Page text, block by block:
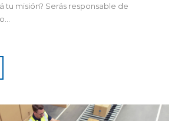
tu misión? Serás responsable de